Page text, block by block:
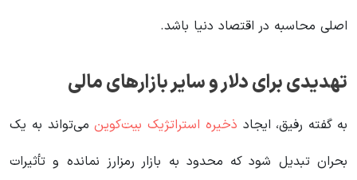
اصلی محاسبه در اقتصاد دنیا باشد.
تهدیدی برای دلار و سایر بازارهای مالی
به گفته رفیق، ایجاد ذخیره استراتژیک بیت‌کوینمی‌تواند به یک
بحران تبدیل شود که محدود به بازار رمزارز نمانده و تأثیرات